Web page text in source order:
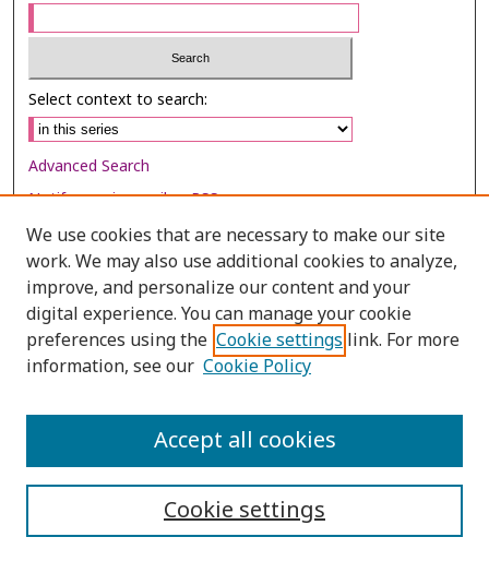
Select context to search:
Advanced Search
Notify me via email orRSS
Browse
Collections
Disciplines
Authors
We use cookies that are necessary to make our site
work. We may also use additional cookies to analyze,
improve, and personalize our content and your
digital experience. You can manage your cookie
preferences using the Cookie settings link. For more
information, see our Cookie Policy
Cookie settings
Accept all cookies